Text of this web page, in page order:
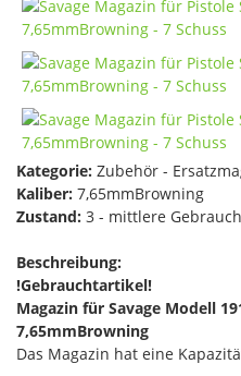
Kategorie: Zubehör -
Kaliber: 7,65mmBrowning
Zustand: 3 - mittlere
Beschreibung:
!Gebrauchtartikel!
Magazin für Savage Modell
7,65mmBrowning
Das Magazin hat eine